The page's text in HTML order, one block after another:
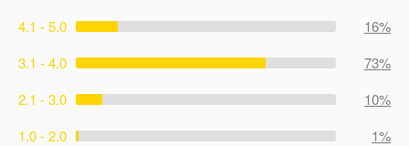
4.1 - 5.0
16%
3.1 - 4.0
73%
2.1 - 3.0
10%
1.0 - 2.0
1%